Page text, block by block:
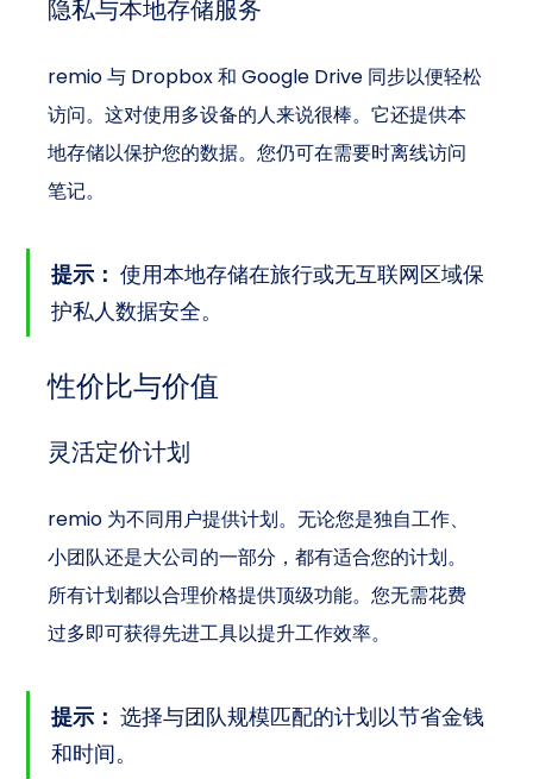
隐私与本地存储服务
remio 与 Dropbox 和 Google Drive 同步以便轻松
访问。这对使用多设备的人来说很棒。它还提供本
地存储以保护您的数据。您仍可在需要时离线访问
笔记。
提示： 使用本地存储在旅行或无互联网区域保
护私人数据安全。
性价比与价值
灵活定价计划
remio 为不同用户提供计划。无论您是独自工作、
小团队还是大公司的一部分，都有适合您的计划。
所有计划都以合理价格提供顶级功能。您无需花费
过多即可获得先进工具以提升工作效率。
提示： 选择与团队规模匹配的计划以节省金钱
和时间。